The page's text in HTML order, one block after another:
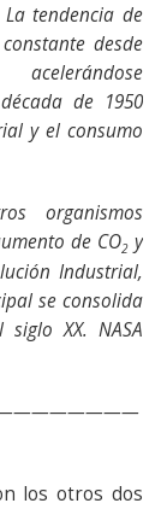
La tendencia de
desde
de 1950
y el consumo
organismos
de CO2 y
Industrial,
se consolida
XX. NASA
los otros dos